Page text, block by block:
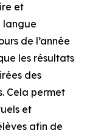
et
langue
de l’année
les résultats
des
Cela permet
et
afin de